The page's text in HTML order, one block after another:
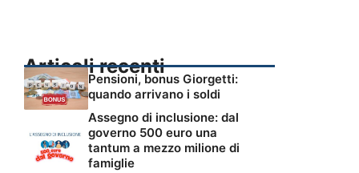
Articoli recenti
Pensioni, bonus Giorgetti:
quando arrivano i soldi
Assegno di inclusione: dal
governo 500 euro una
tantum a mezzo milione di
famiglie